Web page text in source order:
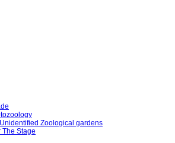
Zoological gardens
The Stage